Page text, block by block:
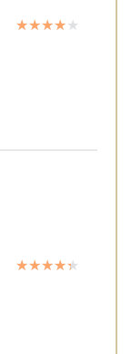
★★★★★
★★★★★
★★★★★
★★★★★